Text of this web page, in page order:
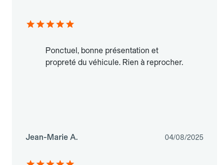
Ponctuel, bonne présentation et
propreté du véhicule. Rien à reprocher.
Jean-Marie A. 04/08/2025